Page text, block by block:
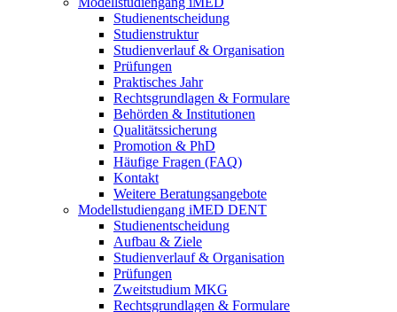
Studienentscheidung
Studienstruktur
Studienverlauf & Organisation
Prüfungen
Praktisches Jahr
Rechtsgrundlagen & Formulare
Behörden & Institutionen
Qualitätssicherung
Promotion & PhD
Häufige Fragen (FAQ)
Kontakt
Weitere Beratungsangebote
Modellstudiengang iMED DENT
Studienentscheidung
Aufbau & Ziele
Studienverlauf & Organisation
Prüfungen
Zweitstudium MKG
Rechtsgrundlagen & Formulare